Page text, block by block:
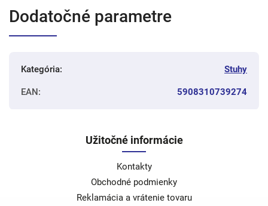
Dodatočné parametre
Kategória: Stuhy
EAN: 5908310739274
Užitočné informácie
Kontakty
Obchodné podmienky
Reklamácia a vrátenie tovaru